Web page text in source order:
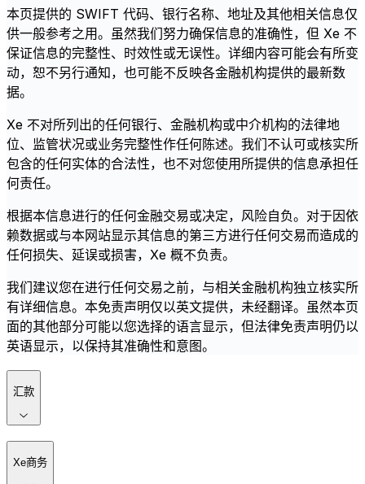
本页提供的 SWIFT 代码、银行名称、地址及其他相关信息仅
供一般参考之用。虽然我们努力确保信息的准确性，但 Xe 不
保证信息的完整性、时效性或无误性。详细内容可能会有所变
动，恕不另行通知，也可能不反映各金融机构提供的最新数
据。
Xe 不对所列出的任何银行、金融机构或中介机构的法律地
位、监管状况或业务完整性作任何陈述。我们不认可或核实所
包含的任何实体的合法性，也不对您使用所提供的信息承担任
何责任。
根据本信息进行的任何金融交易或决定，风险自负。对于因依
赖数据或与本网站显示其信息的第三方进行任何交易而造成的
任何损失、延误或损害，Xe 概不负责。
我们建议您在进行任何交易之前，与相关金融机构独立核实所
有详细信息。本免责声明仅以英文提供，未经翻译。虽然本页
面的其他部分可能以您选择的语言显示，但法律免责声明仍以
英语显示，以保持其准确性和意图。
汇款
Xe商务